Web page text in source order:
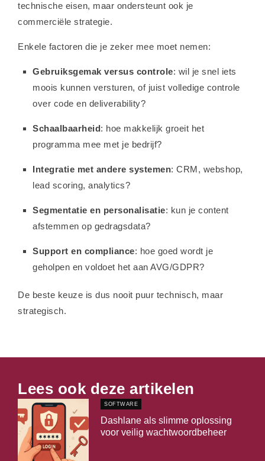
technische eisen, maar ondersteunt ook je
commerciële strategie.
Enkele factoren die je zeker mee moet nemen:
Gebruiksgemak versus controle: wil je snel iets
moois kunnen versturen, of juist volledige controle
over code en deliverability?
Schaalbaarheid: hoe makkelijk groeit het
programma mee met je bedrijf?
Integratie met andere systemen: CRM, webshop,
lead scoring, analytics?
Segmentatie en personalisatie: kun je content
afstemmen op gedragsdata?
Support en compliance: hoe goed wordt je
geholpen en voldoet het aan AVG/GDPR?
De beste keuze is dus nooit puur technisch, maar
strategisch.
Lees ook deze artikelen
SOFTWARE
Dashlane als slimme oplossing
voor veilig wachtwoordbeheer